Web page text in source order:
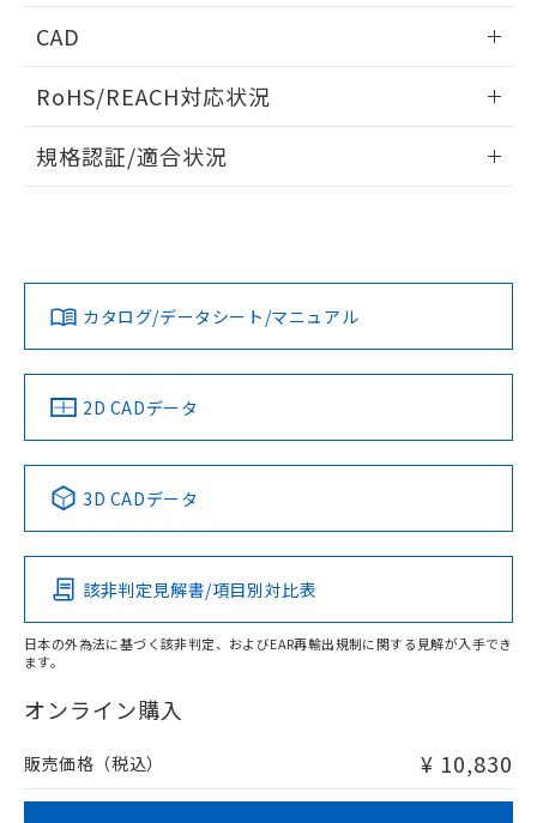
タイムチャート
A: 50mm以上、B: 35mm以上
周囲金属の影響
上、n: 27mm以上
検出物体の大きさと材質による影響
検出領域
CAD
ドすることができます。
ログイン/会員登録
ダウンロードデータをご利用いただく前に、以下を必ずお読
みください。
ソフトウェアの使用条件
RoHS/REACH対応状況
EU RoHS 注意事項・凡例
対応済み
中国 RoHS 注意事項・凡例
Pb Hg Cd Cr(VI)
O
在庫等で未対応品が混在する可能性があります。
問い合わせください。
規格認証/適合状況
LR型式承認
（イギリス
船舶規格）
DNV型式承認
（ノルウェー
BV型式承認
（フランス
KR型式
（韓国
No No No No
この製品の規格認証/適合状況ページへ
その他の認証はこちらのページからご検索ください
カタログ/データシート/マニュアル
2D CADデータ
3D CADデータ
該非判定見解書/項目別対比表
日本の外為法に基づく該非判定、およびEAR再輸出規制に関する見解が入手でき
ます。
オンライン購入
販売価格（税込） ¥ 10,830